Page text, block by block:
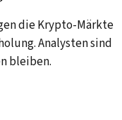
die Krypto-Märkte
Analysten sind
bleiben.